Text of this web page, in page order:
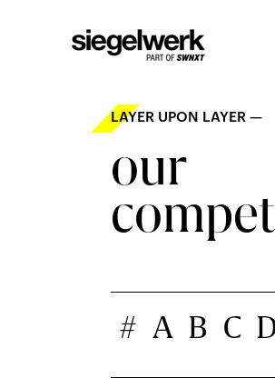
LAYER UPON LAYER —
our
# A B C